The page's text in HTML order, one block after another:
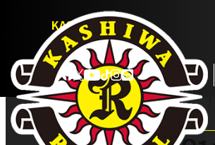
KASHIWA REYSOL
OFFICIAL WEBSITE
TICKET SHOP